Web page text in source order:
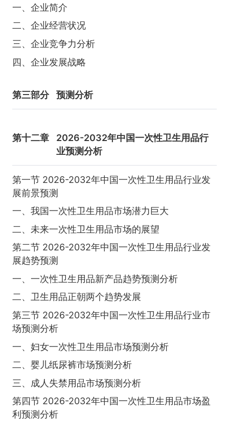
一、企业简介
二、企业经营状况
三、企业竞争力分析
四、企业发展战略
第三部分 预测分析
第十二章
2026-2032年中国一次性卫生用品行
业预测分析
第一节 2026-2032年中国一次性卫生用品行业发
展前景预测
一、我国一次性卫生用品市场潜力巨大
二、未来一次性卫生用品市场的展望
第二节 2026-2032年中国一次性卫生用品行业发
展趋势预测
一、一次性卫生用品新产品趋势预测分析
二、卫生用品正朝两个趋势发展
第三节 2026-2032年中国一次性卫生用品行业市
场预测分析
一、妇女一次性卫生用品市场预测分析
二、婴儿纸尿裤市场预测分析
三、成人失禁用品市场预测分析
第四节 2026-2032年中国一次性卫生用品市场盈
利预测分析